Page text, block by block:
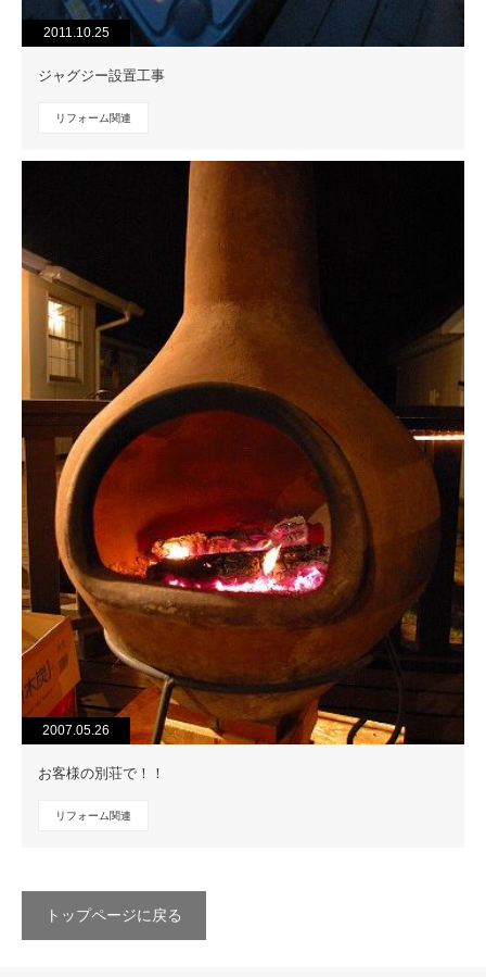
2011.10.25
ジャグジー設置工事
リフォーム関連
2007.05.26
お客様の別荘で！！
リフォーム関連
トップページに戻る